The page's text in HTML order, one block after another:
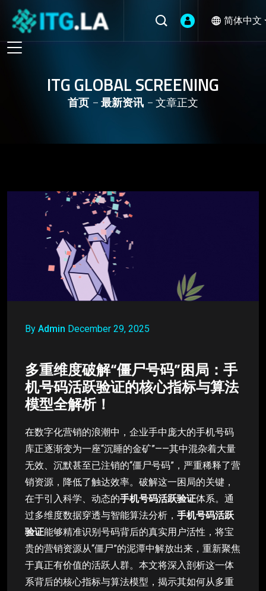
简体中文
ITG GLOBAL SCREENING
首页 最新资讯 文章正文
By Admin December 29, 2025
多重维度破解“僵尸号码”困局：手
机号码活跃验证的核心指标与算法
模型全解析！
在数字化营销的浪潮中，企业手中庞大的手机号码
库正逐渐变为一座“沉睡的金矿”——其中混杂着大量
无效、沉默甚至已注销的“僵尸号码”，严重稀释了营
销资源，降低了触达效率。破解这一困局的关键，
在于引入科学、动态的手机号码活跃验证体系。通
过多维度数据穿透与智能算法分析， 手机号码活跃
验证能够精准识别号码背后的真实用户活性，将宝
贵的营销资源从“僵尸”的泥潭中解放出来，重新聚焦
于真正有价值的活跃人群。本文将深入剖析这一体
系背后的核心指标与算法模型，揭示其如何从多重